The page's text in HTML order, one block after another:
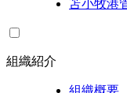
苫小牧港
組織紹介
組織概要